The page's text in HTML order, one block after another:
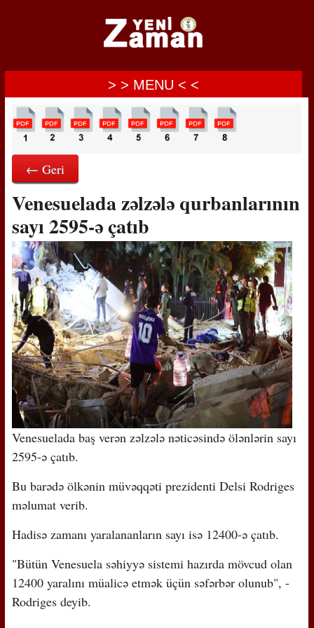
> > MENU < <
← Geri
Venesuelada zəlzələ qurbanlarının
sayı 2595-ə çatıb
Venesuelada baş verən zəlzələ nəticəsində ölənlərin sayı
2595-ə çatıb.
Bu barədə ölkənin müvəqqəti prezidenti Delsi Rodriges
məlumat verib.
Hadisə zamanı yaralananların sayı isə 12400-ə çatıb.
"Bütün Venesuela səhiyyə sistemi hazırda mövcud olan
12400 yaralını müalicə etmək üçün səfərbər olunub", -
Rodriges deyib.